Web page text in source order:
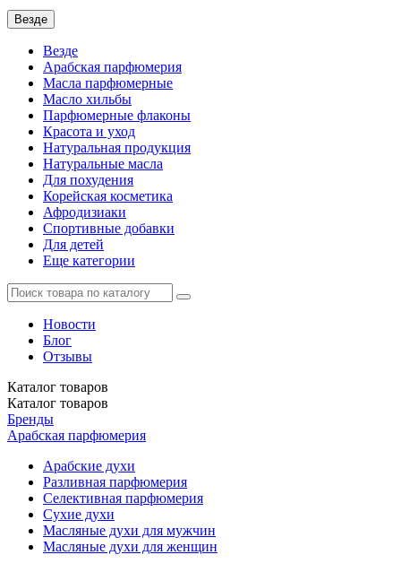
Везде
Везде
Арабская парфюмерия
Масла парфюмерные
Масло хильбы
Парфюмерные флаконы
Красота и уход
Натуральная продукция
Натуральные масла
Для похудения
Корейская косметика
Афродизиаки
Спортивные добавки
Для детей
Еще категории
Новости
Блог
Отзывы
Каталог товаров
Каталог товаров
Бренды
Арабская парфюмерия
Арабские духи
Разливная парфюмерия
Селективная парфюмерия
Сухие духи
Масляные духи для мужчин
Масляные духи для женщин